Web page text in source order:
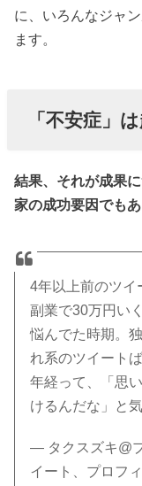
に、いろんなジャ
ます。
「不安症」
結果、それが成果
家の成功要因でも
4年以上前のツイ
副業で30万円い
悩んでた時期。
れ系のツイート
年経って、「思
けるんだな」と
— タクスズキ@
イート、プロフ